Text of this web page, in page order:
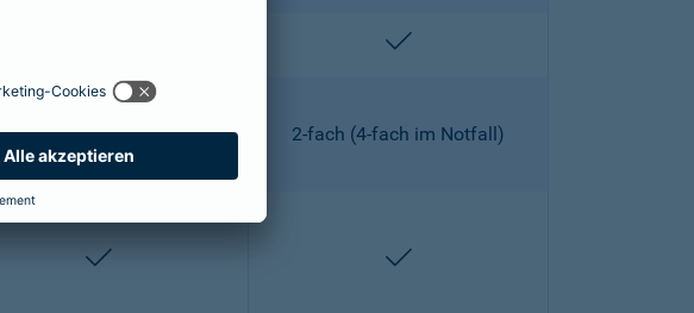
enthalten
2-fach 2-fach (4-fach im Notfall)
enthalten enthalten